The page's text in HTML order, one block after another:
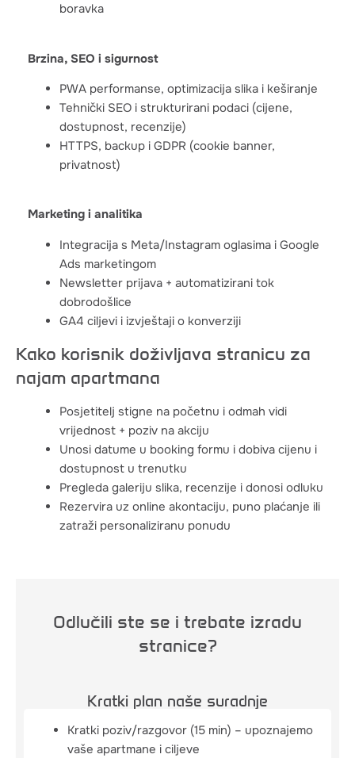
boravka
Brzina, SEO i sigurnost
PWA performanse, optimizacija slika i keširanje
Tehnički SEO i strukturirani podaci (cijene,
dostupnost, recenzije)
HTTPS, backup i GDPR (cookie banner,
privatnost)
Marketing i analitika
Integracija s Meta/Instagram oglasima i Google
Ads marketingom
Newsletter prijava + automatizirani tok
dobrodošlice
GA4 ciljevi i izvještaji o konverziji
Kako korisnik doživljava stranicu za
najam apartmana
Posjetitelj stigne na početnu i odmah vidi
vrijednost + poziv na akciju
Unosi datume u booking formu i dobiva cijenu i
dostupnost u trenutku
Pregleda galeriju slika, recenzije i donosi odluku
Rezervira uz online akontaciju, puno plaćanje ili
zatraži personaliziranu ponudu
Odlučili ste se i trebate izradu
stranice?
Kratki plan naše suradnje
Kratki poziv/razgovor (15 min) – upoznajemo
vaše apartmane i ciljeve